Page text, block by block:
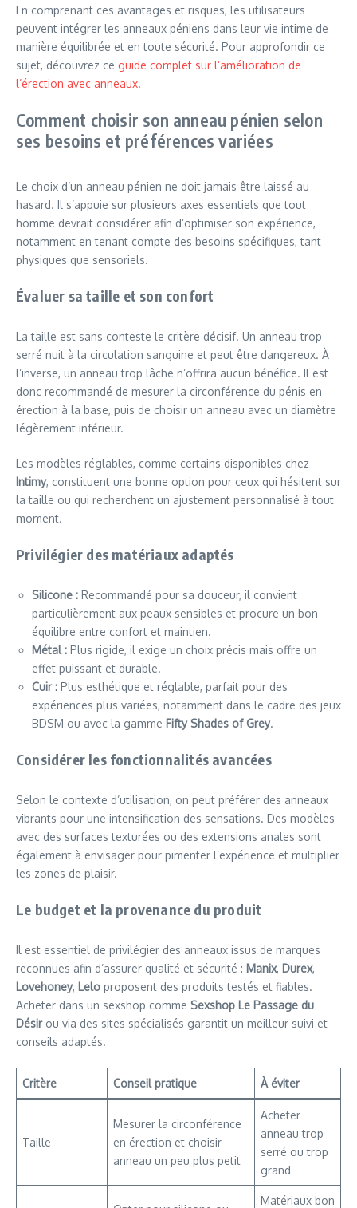
En comprenant ces avantages et risques, les utilisateurs
peuvent intégrer les anneaux péniens dans leur vie intime de
manière équilibrée et en toute sécurité. Pour approfondir ce
sujet, découvrez ce guide complet sur l’amélioration de
l’érection avec anneaux.
Comment choisir son anneau pénien selon
ses besoins et préférences variées
Le choix d’un anneau pénien ne doit jamais être laissé au
hasard. Il s’appuie sur plusieurs axes essentiels que tout
homme devrait considérer afin d’optimiser son expérience,
notamment en tenant compte des besoins spécifiques, tant
physiques que sensoriels.
Évaluer sa taille et son confort
La taille est sans conteste le critère décisif. Un anneau trop
serré nuit à la circulation sanguine et peut être dangereux. À
l’inverse, un anneau trop lâche n’offrira aucun bénéfice. Il est
donc recommandé de mesurer la circonférence du pénis en
érection à la base, puis de choisir un anneau avec un diamètre
légèrement inférieur.
Les modèles réglables, comme certains disponibles chez
Intimy, constituent une bonne option pour ceux qui hésitent sur
la taille ou qui recherchent un ajustement personnalisé à tout
moment.
Privilégier des matériaux adaptés
Silicone : Recommandé pour sa douceur, il convient
particulièrement aux peaux sensibles et procure un bon
équilibre entre confort et maintien.
Métal : Plus rigide, il exige un choix précis mais offre un
effet puissant et durable.
Cuir : Plus esthétique et réglable, parfait pour des
expériences plus variées, notamment dans le cadre des jeux
BDSM ou avec la gamme Fifty Shades of Grey.
Considérer les fonctionnalités avancées
Selon le contexte d’utilisation, on peut préférer des anneaux
vibrants pour une intensification des sensations. Des modèles
avec des surfaces texturées ou des extensions anales sont
également à envisager pour pimenter l’expérience et multiplier
les zones de plaisir.
Le budget et la provenance du produit
Il est essentiel de privilégier des anneaux issus de marques
reconnues afin d’assurer qualité et sécurité : Manix, Durex,
Lovehoney, Lelo proposent des produits testés et fiables.
Acheter dans un sexshop comme Sexshop Le Passage du
Désirou via des sites spécialisés garantit un meilleur suivi et
conseils adaptés.
Critère Conseil pratique À éviter
Taille
Mesurer la circonférence
en érection et choisir
anneau un peu plus petit
Acheter
anneau trop
serré ou trop
grand
Matériaux bon